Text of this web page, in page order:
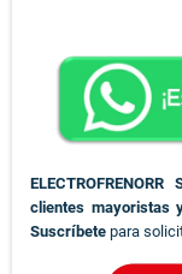
ELECTROFRENORR
clientes mayoristas
Suscríbete para